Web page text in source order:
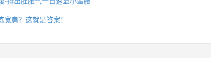
宽肩？这就是答案！
没效果？